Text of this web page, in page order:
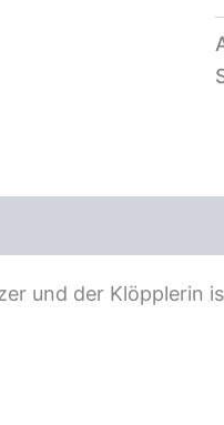
und der Klöpplerin